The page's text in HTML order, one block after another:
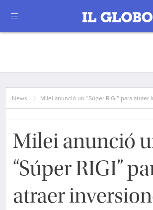
News Milei anunció un “Súper RIGI” para
Milei anunció
“Súper RIGI”
atraer